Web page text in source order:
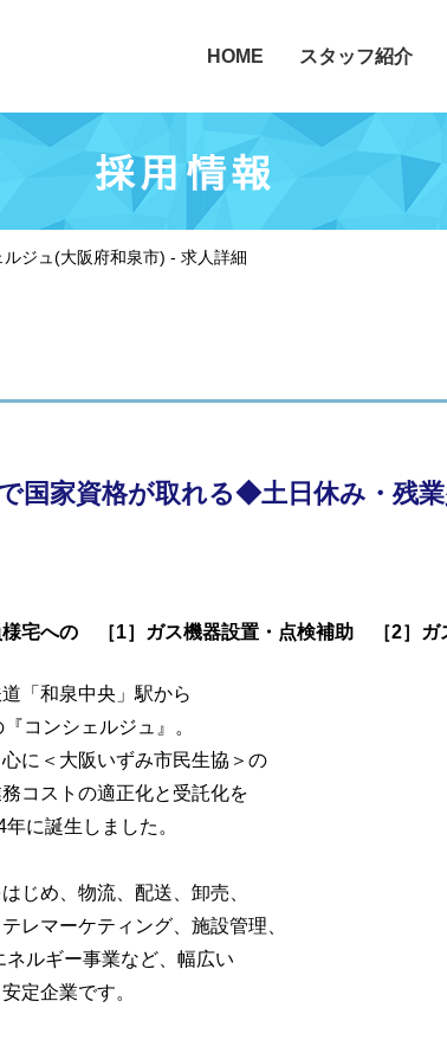
HOME スタッフ紹介
ジュ(大阪府和泉市) - 求人詳細
国家資格が取れる◆土日休み・残
様宅への ［1］ガス機器設置・点検補助 ［2］ガ
「和泉中央」駅から
コンシェルジュ』。
に＜大阪いずみ市民生協＞の
コストの適正化と受託化を
年に誕生しました。
じめ、物流、配送、卸売、
レマーケティング、施設管理、
ネルギー事業など、幅広い
定企業です。